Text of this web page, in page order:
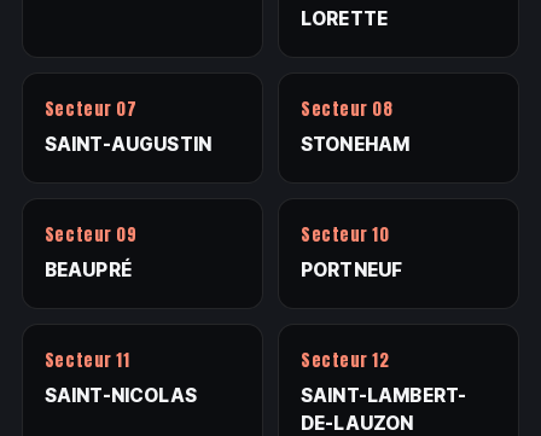
LORETTE
Secteur 07
SAINT-AUGUSTIN
Secteur 08
STONEHAM
Secteur 09
BEAUPRÉ
Secteur 10
PORTNEUF
Secteur 11
SAINT-NICOLAS
Secteur 12
SAINT-LAMBERT-
DE-LAUZON